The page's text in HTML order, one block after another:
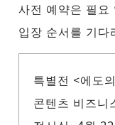
사전 예약은 필요
입장 순서를 기다
특별전 <에도
콘텐츠 비즈니